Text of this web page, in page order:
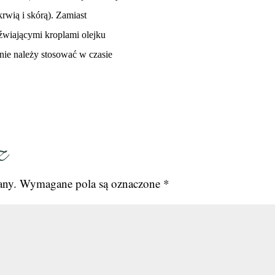
i skórą). Zamiast
kroplami olejku
należy stosować w czasie
Wymagane pola są oznaczone *